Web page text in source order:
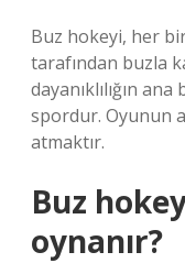
Buz hokeyi, her
tarafından buzla
dayanıklılığın
spordur. Oyunun
atmaktır.
Buz
oynanır?